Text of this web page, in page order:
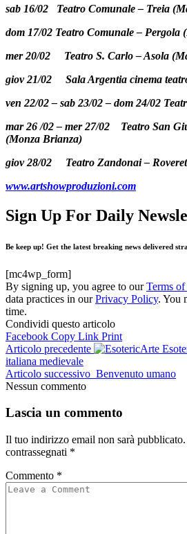
sab 16/02 Teatro Comunale – Treia
dom 17/02 Teatro Comunale – Pergola
mer 20/02 Teatro S. Carlo – Asola
giov 21/02 Sala Argentia cinema
ven 22/02 – sab 23/02 – dom 24/02
mar 26 /02 – mer 27/02 Teatro San
(Monza Brianza)
giov 28/02 Teatro Zandonai –
www.artshowproduzioni.com
Sign Up For Daily
Be keep up! Get the latest breaking news delivered
[mc4wp_form]
By signing up, you agree to ourTerms
data practices in ourPrivacy Policy. You
time.
Condividi questo articolo
Facebook Copy Link Print
Articolo precedente
italiana medievale
Articolo successivo Benvenuto umano
Nessun commento
Lascia un commento
Il tuo indirizzo email non sarà pubblicato.
contrassegnati *
Commento *